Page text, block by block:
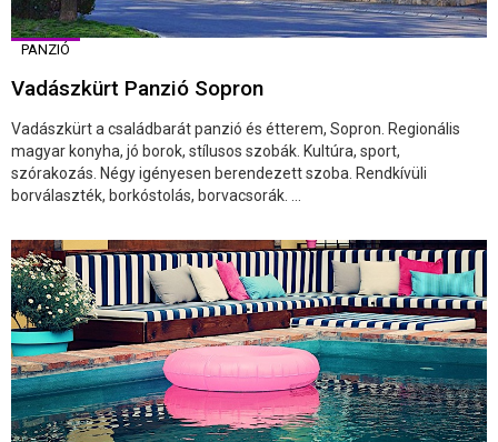
PANZIÓ
Vadászkürt Panzió Sopron
Vadászkürt a családbarát panzió és étterem, Sopron. Regionális
magyar konyha, jó borok, stílusos szobák. Kultúra, sport,
szórakozás. Négy igényesen berendezett szoba. Rendkívüli
borválaszték, borkóstolás, borvacsorák. ...